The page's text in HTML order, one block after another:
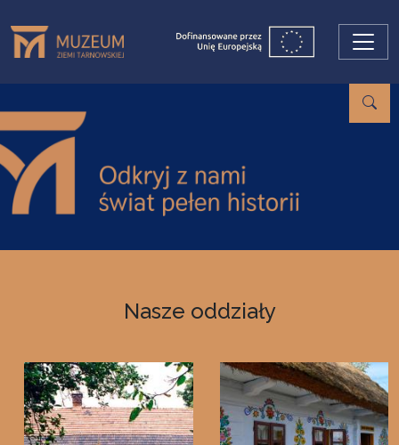
Nasze oddziały